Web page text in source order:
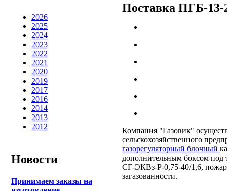
2026
2025
2024
2023
2022
2021
2020
2019
2017
2016
2014
2013
2012
Новости
Принимаем заказы на
Поставка ПГБ-
Компания "Газовик"
сельскохозяйственного
газорегуляторный блочный
дополнительным боксом под
СГ-ЭКВз-Р-0,75-40/1,6,
загазованности.